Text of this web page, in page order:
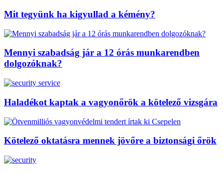
Mit tegyünk ha kigyullad a kémény?
Mennyi szabadság jár a 12 órás munkarendben
dolgozóknak?
Haladékot kaptak a vagyonőrök a kötelező vizsgára
Kötelező oktatásra mennek jövőre a biztonsági őrök